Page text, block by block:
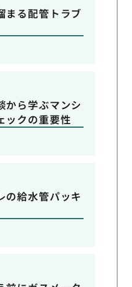
まる配管トラブ
から学ぶマンシ
ックの重要性
の給水管パッキ